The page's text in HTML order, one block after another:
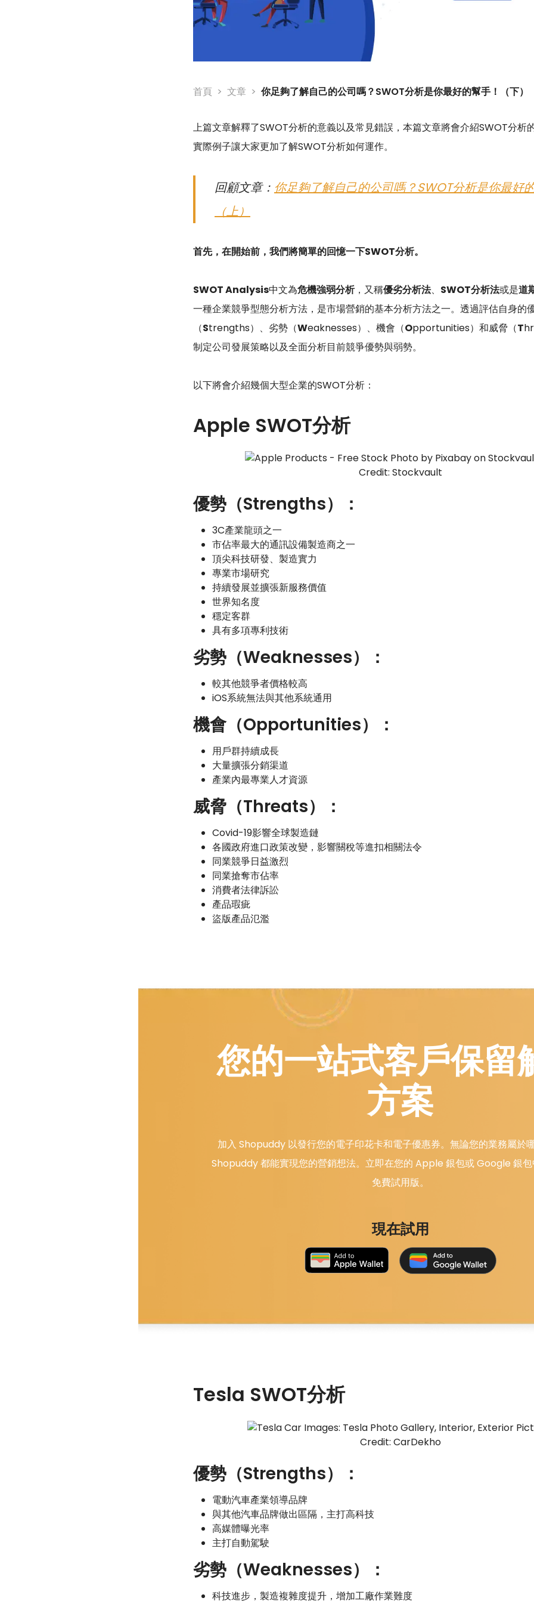
首頁 文章 你足夠了解自己的公司嗎？SWOT分析是你最好的幫手！（下）
上篇文章解釋了SWOT分析的意義以及常見錯誤，本篇文章將會介紹SWOT分析
實際例子讓大家更加了解SWOT分析如何運作。
回顧文章： 你足夠了解自己的公司嗎？SWOT分析是你最好
（上）
首先，在開始前，我們將簡單的回憶一下SWOT分析。
SWOT Analysis中文為危機強弱分析，又稱優劣分析法、 SWOT分析法或是道
一種企業競爭型態分析方法，是市場營銷的基本分析方法之一。透過評估自身的
（Strengths）、劣勢（Weaknesses）、機會（Opportunities）和威脅（T
制定公司發展策略以及全面分析目前競爭優勢與弱勢。
以下將會介紹幾個大型企業的SWOT分析：
Apple SWOT分析
Credit: Stockvault
優勢（Strengths）：
3C產業龍頭之一
市佔率最大的通訊設備製造商之一
頂尖科技研發、製造實力
專業市場研究
持續發展並擴張新服務價值
世界知名度
穩定客群
具有多項專利技術
劣勢（Weaknesses）：
較其他競爭者價格較高
iOS系統無法與其他系統通用
機會（Opportunities）：
用戶群持續成長
大量擴張分銷渠道
產業內最專業人才資源
威脅（Threats）：
Covid-19影響全球製造鏈
各國政府進口政策改變，影響關稅等進扣相關法令
同業競爭日益激烈
同業搶奪市佔率
消費者法律訴訟
產品瑕疵
盜版產品氾濫
您的一站式客戶保留
方案
加入 Shopuddy 以發行您的電子印花卡和電子優惠券。無論您的業務屬於
Shopuddy 都能實現您的營銷想法。立即在您的 Apple 銀包或 Google 銀
免費試用版。
現在試用
Tesla SWOT分析
Credit: CarDekho
優勢（Strengths）：
電動汽車產業領導品牌
與其他汽車品牌做出區隔，主打高科技
高媒體曝光率
主打自動駕駛
劣勢（Weaknesses）：
科技進步，製造複雜度提升，增加工廠作業難度